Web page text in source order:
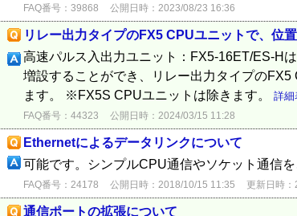
FAQ番号：39868 公開日時：2023/08/23 16:36
リレー出力タイプのFX5 CPUユニットで、位
高速パルス入出力ユニット：FX5-16ET/ES-H
増設することができ、リレー出力タイプの
ます。 ※FX5S CPUユニットは除きます。 詳細
FAQ番号：44323 公開日時：2024/03/15 11:28
Ethernetによるデータリンクについて
可能です。シンプルCPU通信やソケット通信を
FAQ番号：24178 公開日時：2018/10/15 11:35 更新日時
通信ポートの拡張について